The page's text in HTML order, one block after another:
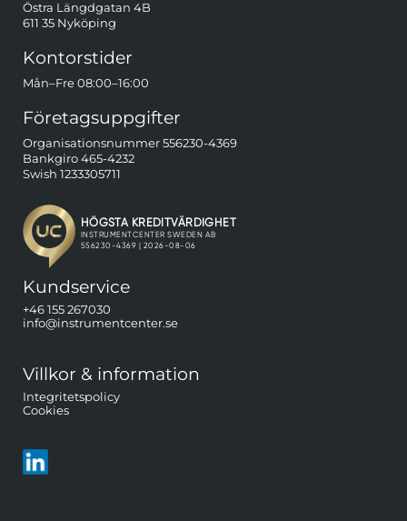
Östra Längdgatan 4B
611 35 Nyköping
Kontorstider
Mån–Fre 08:00–16:00
Företagsuppgifter
Organisationsnummer 556230-4369
Bankgiro 465-4232
Swish 1233305711
Kundservice
+46 155 267030
info@instrumentcenter.se
Villkor & information
Integritetspolicy
Cookies